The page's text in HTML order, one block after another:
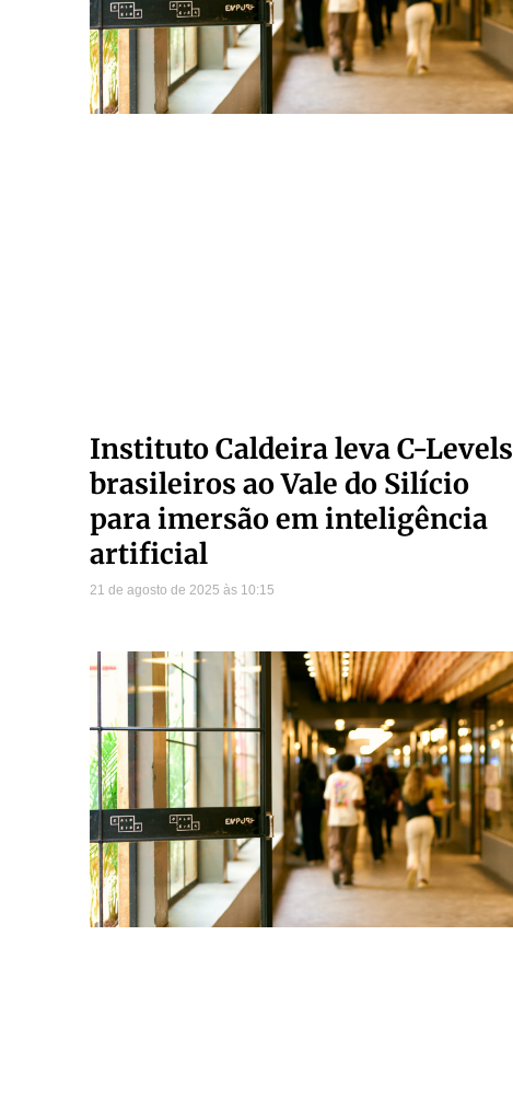
Instituto Caldeira leva C-Levels
brasileiros ao Vale do Silício
para imersão em inteligência
artificial
21 de agosto de 2025 10:15